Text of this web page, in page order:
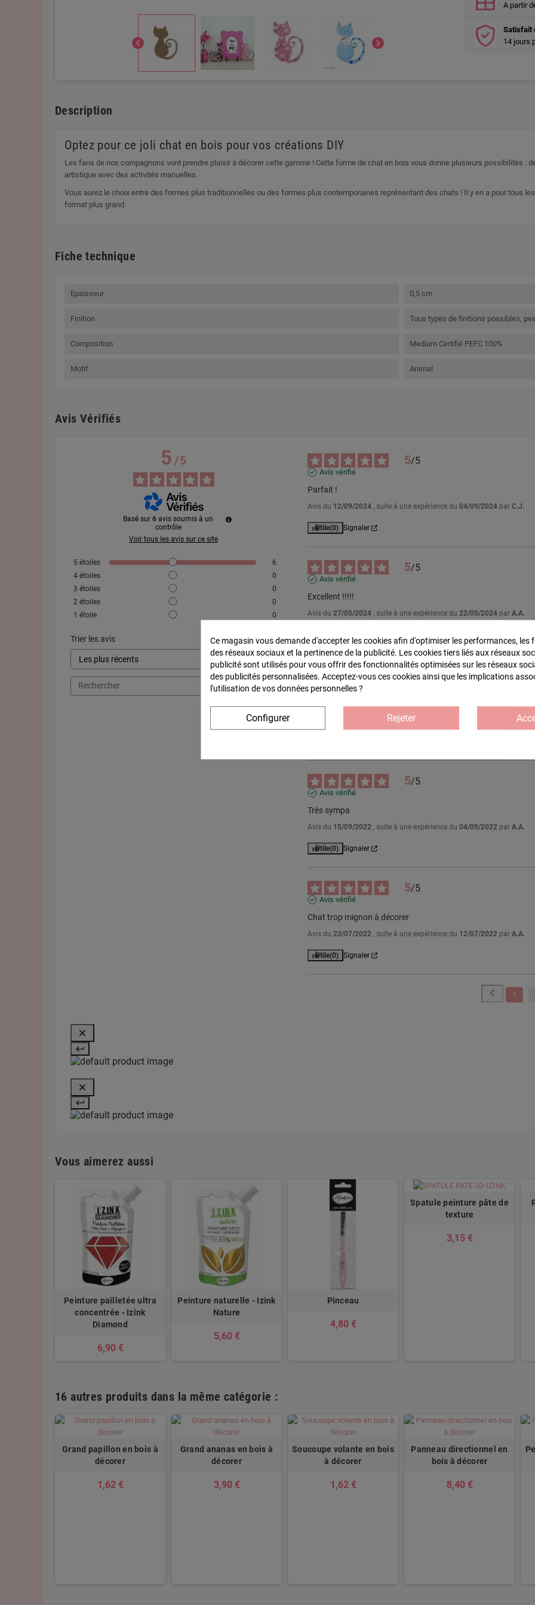
chevron_left chevron_right
A partir
Satisfait
14 jours
Description
Optez pour ce joli chat en bois pour vos créations DIY
Les fans de nos compagnons vont prendre plaisir à décorer cette gamme ! Cette forme de chat en bois vous donne plusieurs possibilités :
artistique avec des activités manuelles.
Vous aurez le choix entre des formes plus traditionnelles ou des formes plus contemporaines représentant des chats ! Il y en a pour tous
format plus grand.
Fiche technique
Epaisseur 0,5 cm
Finition Tous types de finitions possibles,
Composition Medium Certifié PEFC 100%
Motif Animal
Avis Vérifiés
5/5
Basé sur6 avis soumis à un
contrôle
Voir tous les avis sur ce site
5 étoiles
6
4 étoiles
0
3 étoiles
0
2 étoiles
0
1 étoile 0
Trier les avis
5/5
Avis vérifié
Parfait !
Avis du 12/09/2024 , suite à une expérience du04/09/2024 parC.J.
Utile(0) Signaler
5/5
Avis vérifié
Excellent !!!!!
Avis du27/05/2024 , suite à une expérience du22/05/2024 parA.A.
5/5
Avis vérifié
, suite à une expérience du A.A.
5/5
Avis vérifié
Très sympa
Avis du 15/09/2022 , suite à une expérience du04/09/2022 parA.A.
Utile(0) Signaler
5/5
Avis vérifié
Chat trop mignon à décorer
Avis du23/07/2022 , suite à une expérience du 12/07/2022 parA.A.
Utile(0) Signaler
1
Vous aimerez aussi
Peinture pailletée ultra
concentrée - Izink
Diamond
6,90 €
Peinture naturelle - Izink
Nature
5,60 €
Pinceau
4,80 €
Spatule peinture pâte de
texture
3,15 €
16 autres produits dans la même catégorie :
Grand papillon en bois à
décorer
1,62 €
Grand ananas en bois à
décorer
3,90 €
Soucoupe volante en bois
à décorer
1,62 €
Panneau directionnel en
bois à décorer
8,40 €
Ce magasin vous demande d'accepter les cookies afin d'optimiser les performances, les
des réseaux sociaux et la pertinence de la publicité. Les cookies tiers liés aux réseaux
publicité sont utilisés pour vous offrir des fonctionnalités optimisées sur les réseaux
des publicités personnalisées. Acceptez-vous ces cookies ainsi que les implications
l'utilisation de vos données personnelles ?
Configurer Rejeter